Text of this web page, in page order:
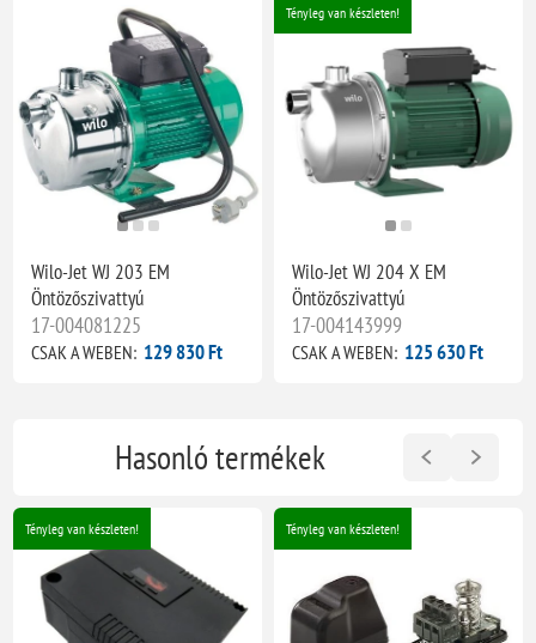
Wilo-Jet WJ 203 EM
Öntözőszivattyú
17-004081225
CSAK A WEBEN: 129 830 Ft
Tényleg van készleten!
Wilo-Jet WJ 204 X EM
Öntözőszivattyú
17-004143999
CSAK A WEBEN: 125 630 Ft
Hasonló termékek
Tényleg van készleten! Tényleg van készleten!